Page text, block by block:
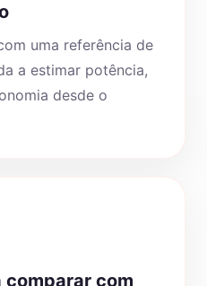
uma referência de
a estimar potência,
desde o
com